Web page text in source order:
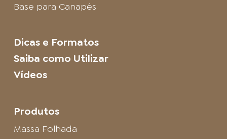
Base para Canapés
Dicas e Formatos
Saiba como Utilizar
Vídeos
Produtos
Massa Folhada